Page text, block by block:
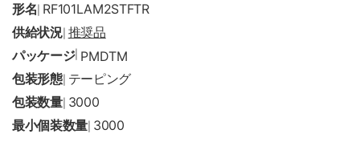
形名 RF101LAM2STFTR
供給状況| 推奨品
パッケージ| PMDTM
包装形態| テーピング
包装数量| 3000
最小個装数量 3000